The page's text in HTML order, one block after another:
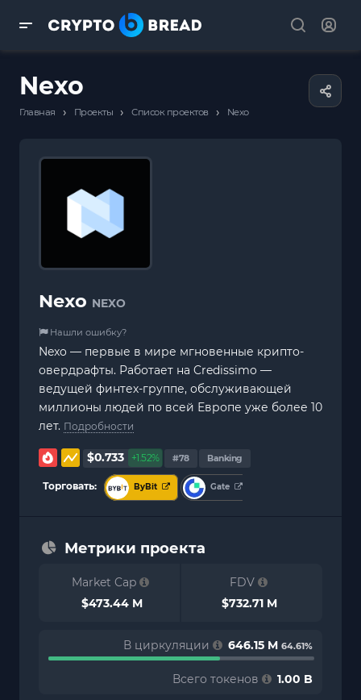
Nexo
Главная › Проекты › Список проектов › Nexo
Nexo NEXO
Нашли ошибку?
Nexo — первые в мире мгновенные крипто-
овердрафты. Работает на Credissimo —
ведущей финтех-группе, обслуживающей
миллионы людей по всей Европе уже более 10
лет. Подробности
$0.733 +1.52% #78 Banking
Торговать: ByBit Gate
Метрики проекта
Market Cap
$473.44 M
FDV
$732.71 M
В циркуляции 646.15 M 64.61%
Всего токенов 1.00 B